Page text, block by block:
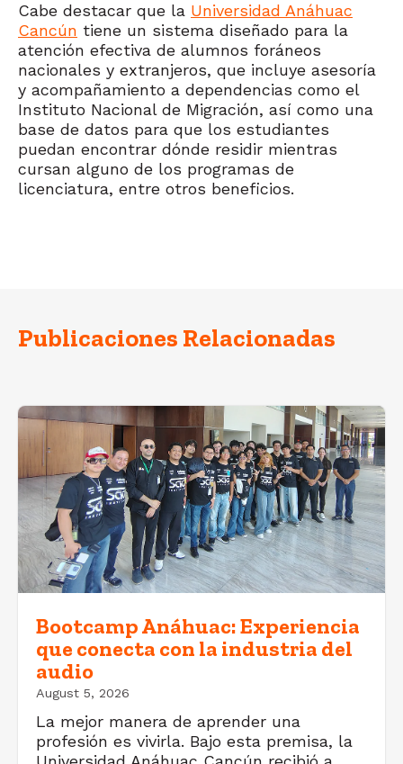
Cabe destacar que la Universidad Anáhuac
Cancún tiene un sistema diseñado para la
atención efectiva de alumnos foráneos
nacionales y extranjeros, que incluye asesoría
y acompañamiento a dependencias como el
Instituto Nacional de Migración, así como una
base de datos para que los estudiantes
puedan encontrar dónde residir mientras
cursan alguno de los programas de
licenciatura, entre otros beneficios.
Publicaciones Relacionadas
Bootcamp Anáhuac: Experiencia
que conecta con la industria del
audio
August 5, 2026
La mejor manera de aprender una
profesión es vivirla. Bajo esta premisa, la